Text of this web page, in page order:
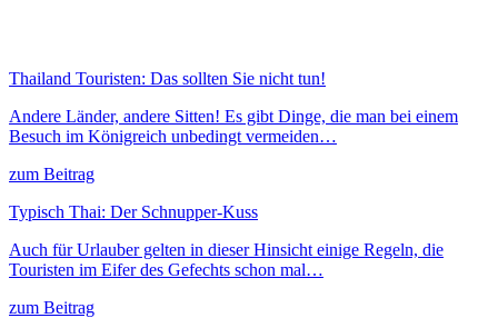
Thailand Touristen: Das sollten Sie nicht tun!
Andere Länder, andere Sitten! Es gibt Dinge, die man bei einem
Besuch im Königreich unbedingt vermeiden…
zum Beitrag
Typisch Thai: Der Schnupper-Kuss
Auch für Urlauber gelten in dieser Hinsicht einige Regeln, die
Touristen im Eifer des Gefechts schon mal…
zum Beitrag